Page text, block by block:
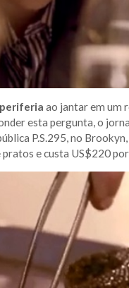
ao jantar em um
esta pergunta, o
P.S.295, no
pratos e custa US$220